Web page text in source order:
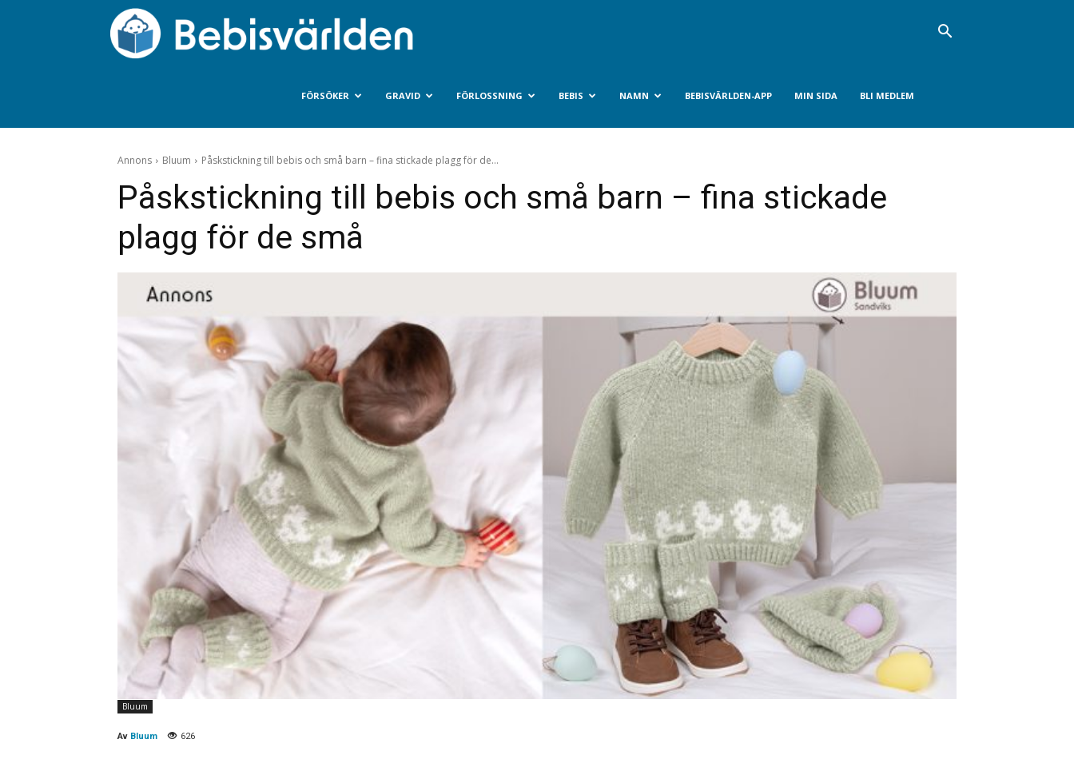
FÖRSÖKER GRAVID FÖRLOSSNING BEBIS NAMN BEBISVÄRLDEN-APP MIN SIDA BLI MEDLEM
Annons Bluum Påskstickning till bebis och små barn – fina stickade plagg för de...
Påskstickning till bebis och små barn – fina stickade
plagg för de små
Bluum
Av Bluum 626